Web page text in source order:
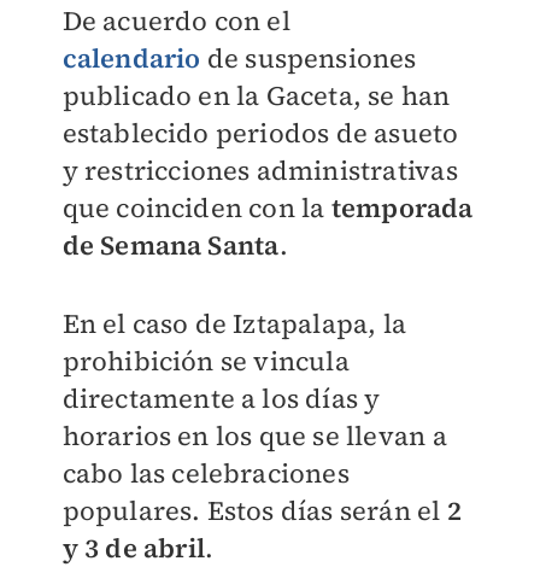
De acuerdo con el
calendario de suspensiones
publicado en la Gaceta, se han
establecido periodos de asueto
y restricciones administrativas
que coinciden con la temporada
de Semana Santa.
En el caso de Iztapalapa, la
prohibición se vincula
directamente a los días y
horarios en los que se llevan a
cabo las celebraciones
populares. Estos días serán el 2
y 3 de abril.